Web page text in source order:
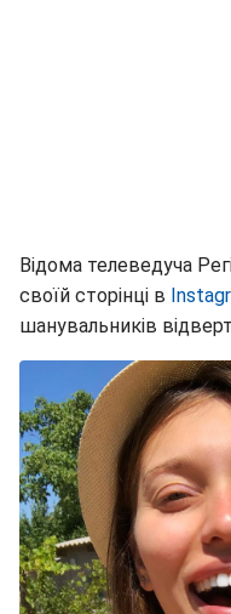
Відома телеведуча
своїй сторінці в
шанувальників